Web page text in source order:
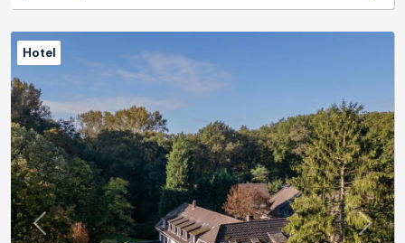
Previous Next
Hotel